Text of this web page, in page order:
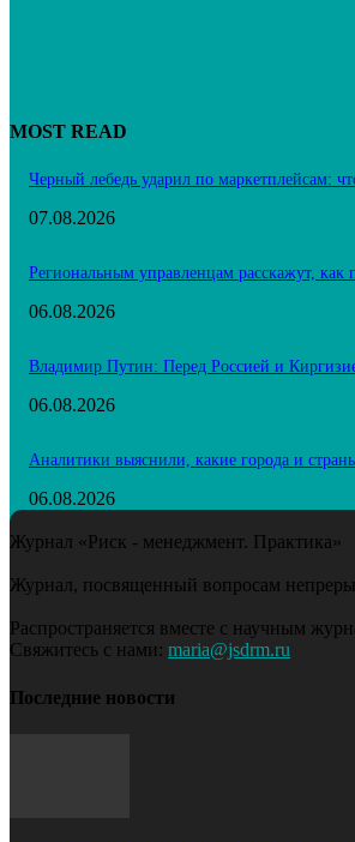
MOST READ
Черный лебедь ударил по маркетплейсам:
07.08.2026
Региональным управленцам расскажут, как
06.08.2026
Владимир Путин: Перед Россией и
06.08.2026
Аналитики выяснили, какие города и
06.08.2026
Журнал «Риск - менеджмент. Практика»
Журнал, посвященный вопросам
Распространяется вместе с научным
Свяжитесь с нами: maria@jsdrm.ru
Последние новости